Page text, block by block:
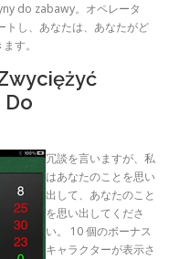
do zabawy。オペレータ
トし、あなたは、あなたがど
す。
Do
冗談を言いますが、私
はあなたのことを思い
出して、あなたのこと
を思い出してくださ
い。 10 個のボーナス
キャラクターが表示さ